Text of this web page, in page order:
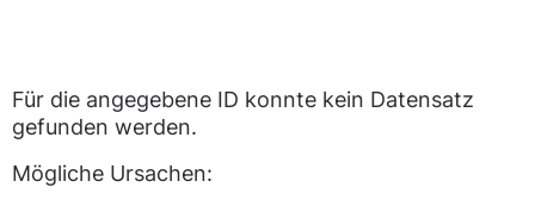
Für die angegebene ID konnte kein Datensatz
gefunden werden.
Mögliche Ursachen: